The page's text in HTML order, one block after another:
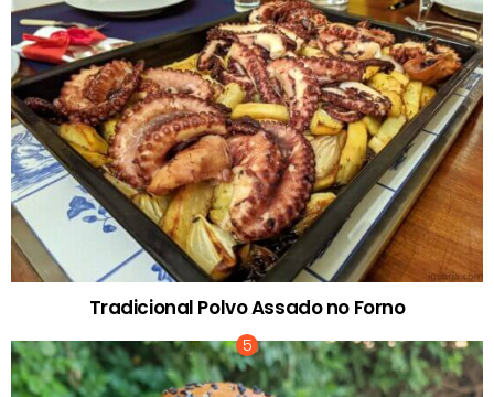
Tradicional Polvo Assado no Forno